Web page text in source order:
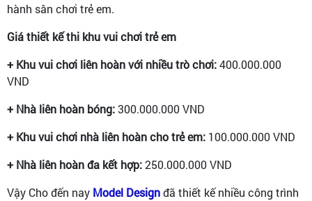
hành sân chơi trẻ em.
Giá thiết kế thi khu vui chơi trẻ em
+ Khu vui chơi liên hoàn với nhiều trò chơi:400.000.000
VND
+ Nhà liên hoàn bóng:300.000.000 VND
+ Khu vui chơi nhà liên hoàn cho trẻ em: 100.000.000 VND
+ Nhà liên hoàn đa kết hợp:250.000.000 VND
Vậy Cho đến nay Model Designđã thiết kế nhiều công trình